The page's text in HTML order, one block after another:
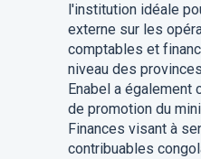
l'institution idéale
externe sur les
comptables et
niveau des
Enabel a également
de promotion du
Finances visant à
contribuables